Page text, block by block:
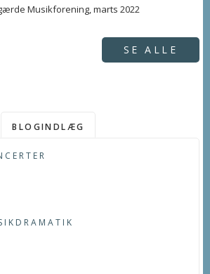
Musikforening, marts 2022
SE ALLE
BLOGINDLÆG